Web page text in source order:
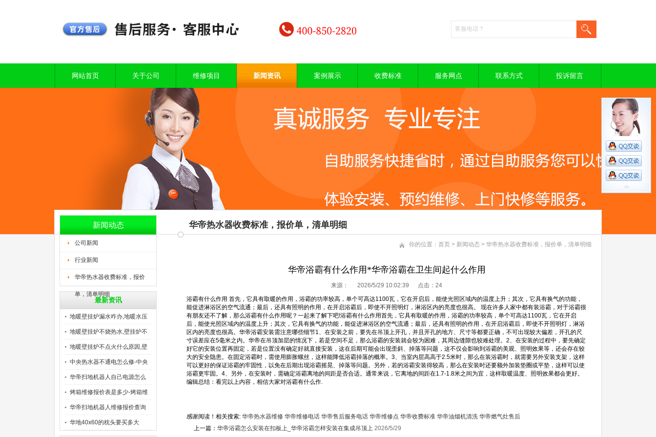
网站首页 关于公司 维修项目 新闻资讯 案例展示 收费标准 服务网点 联系方式 投诉留言
新闻动态
公司新闻
行业新闻
华帝热水器收费标准，报价
单，清单明细
最新资讯
地暖壁挂炉漏水咋办,地暖水压
地暖壁挂炉不烧热水,壁挂炉不
地暖壁挂炉不点火什么原因,壁
中央热水器不通电怎么修-中央
华帝扫地机器人自己电源怎么
关
烤箱维修报价表是多少-烤箱维
华帝扫地机器人维修报价查询
是
华地40x60的枕头要买多大
华帝热水器收费标准，报价单，清单明细
你的位置： 首页 > 新闻动态 > 华帝热水器收费标准，报价单，清单明细
华帝浴霸有什么作用*华帝浴霸在卫生间起什么作用
来源： 2026/5/29 10:02:39 点击： 24
浴霸有什么作用 首先，它具有取暖的作用，浴霸的功率较高，单个可高达1100瓦，它在开启后，能使光照区域内的温度上升；其次，它具有换气的功能，
能促进淋浴区的空气流通；最后，还具有照明的作用，在开启浴霸后，即使不开照明灯，淋浴区内的亮度也很高。 现在许多人家中都有装浴霸，对于浴霸很
有朋友还不了解，那么浴霸有什么作用呢？一起来了解下吧!浴霸有什么作用首先，它具有取暖的作用，浴霸的功率较高，单个可高达1100瓦，它在开启
后，能使光照区域内的温度上升；其次，它具有换气的功能，能促进淋浴区的空气流通；最后，还具有照明的作用，在开启浴霸后，即使不开照明灯，淋浴
区内的亮度也很高。华帝浴霸安装需注意哪些细节1、在安装之前，要先在吊顶上开孔，并且开孔的地方、尺寸等都要正确，不可出现较大偏差，开孔的尺
寸误差应在5毫米之内。华帝在吊顶加层的情况下，若是空间不足，那么浴霸的安装就会较为困难，其周边缝隙也较难处理。2、在安装的过程中，要先确定
好它的安装位置再固定，若是位置没有确定好就直接安装，这在后期可能会出现歪斜、掉落等问题，这不仅会影响到浴霸的美观、照明效果等，还会存在较
大的安全隐患。在固定浴霸时，需使用膨胀螺丝，这样能降低浴霸掉落的概率。3、当室内层高高于2.5米时，那么在装浴霸时，就需要另外安装支架，这样
可以更好的保证浴霸的牢固性，以免在后期出现浴霸摇晃、掉落等问题。另外，若的浴霸安装得较高，那么在安装时还要额外加装垫圈或平垫，这样可以使
浴霸更牢固。4、另外，在安装时，需确定浴霸离地的间距是否合适。通常来说，它离地的间距在1.7-1.8米之间为宜，这样取暖温度、照明效果都会更好。
编辑总结：看完以上内容，相信大家对浴霸有什么作.
感谢阅读！相关搜索: 华帝热水器维修 华帝维修电话 华帝售后服务电话 华帝维修点 华帝收费标准 华帝油烟机清洗 华帝燃气灶售后
上一篇： 华帝浴霸怎么安装在扣板上_华帝浴霸怎样安装在集成吊顶上 2026/5/29